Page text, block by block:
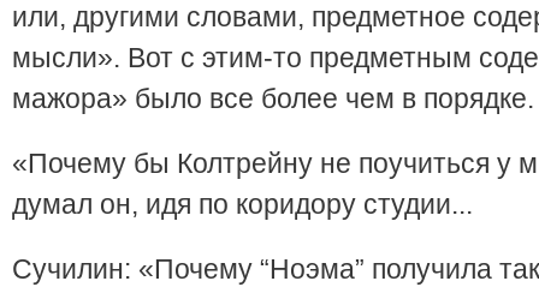
или, другими словами, предметное
мысли». Вот с этим-то предметным
мажора» было все более чем в порядке.
«Почему бы Колтрейну не поучиться у
думал он, идя по коридору студии...
Сучилин: «Почему “Ноэма” получила